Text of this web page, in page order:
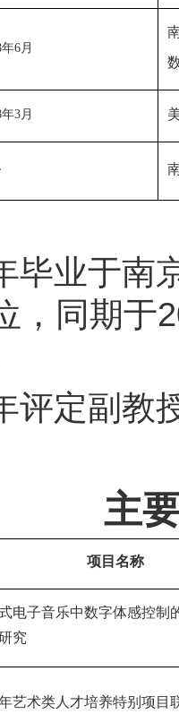
年6 月
年3 月
毕业于南
，同期于
评定副教
主
项目名称
电子音乐中数字体感控制
究
艺术类人才培养特别项目